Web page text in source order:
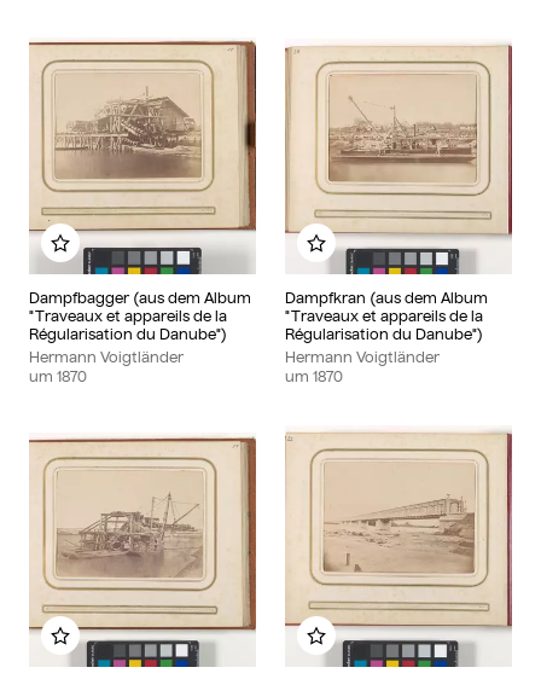
Dampfbagger (aus dem Album
"Traveaux et appareils de la
Régularisation du Danube")
Hermann Voigtländer
um 1870
Zu meinem Album hinzufügen
Dampfkran (aus dem Album
"Traveaux et appareils de la
Régularisation du Danube")
Hermann Voigtländer
um 1870
Zu meinem Album
Zu meinem Album hinzufügenZu meinem Album